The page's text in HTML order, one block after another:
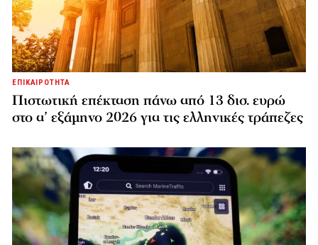
ΕΠΙΚΑΙΡΟΤΗΤΑ
Πιστωτική επέκταση πάνω από 13 δισ. ευρώ
στο α’ εξάμηνο 2026 για τις ελληνικές τράπεζες